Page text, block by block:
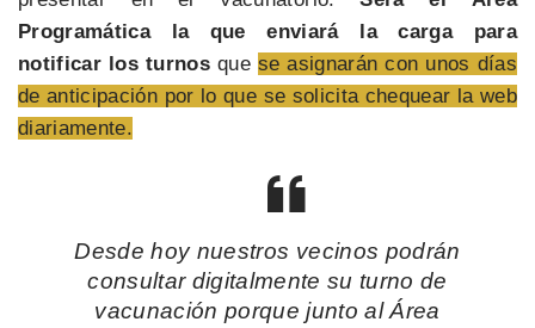
Programática la que enviará la carga para
notificar los turnosque se asignarán con unos días
de anticipación por lo que se solicita chequear la web
diariamente.
Desde hoy nuestros vecinos podrán
consultar digitalmente su turno de
vacunación porque junto al Área